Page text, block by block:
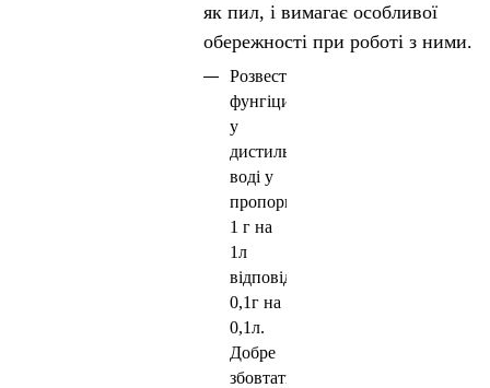
як пил, і вимагає особливої
обережності при роботі з ними.
Розвести
фунгіцид
у
дистильованій
воді у
пропорції
1 г на
1л
відповідно
0,1г на
0,1л.
Добре
збовтати